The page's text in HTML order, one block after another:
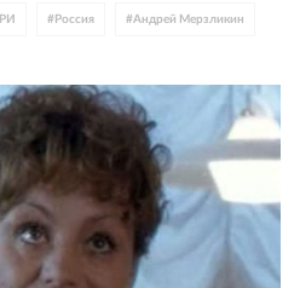
# Россия #Андрей Мерзликин